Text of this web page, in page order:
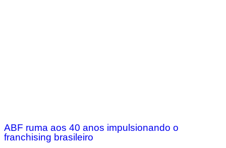
ABF ruma aos 40 anos impulsionando o
franchising brasileiro